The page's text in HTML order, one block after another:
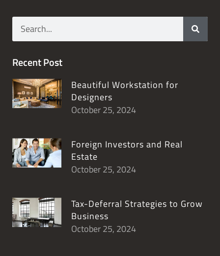
Recent Post
Beautiful Workstation for
Designers
October 25, 2024
Foreign Investors and Real
Estate
October 25, 2024
Tax-Deferral Strategies to Grow
Business
October 25, 2024